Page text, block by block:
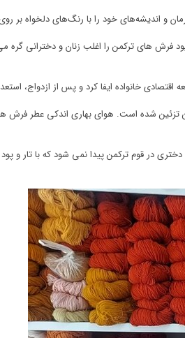
خود را با رنگ‌های دلخواه بر روی
های ترکمن را اغلب زنان و دخترانی گره می
خانواده ایفا کرد و پس از ازدواج،
تزئین شده است. هوای بهاری اندکی عطر فرش
در قوم ترکمن پیدا نمی شود که با تار و